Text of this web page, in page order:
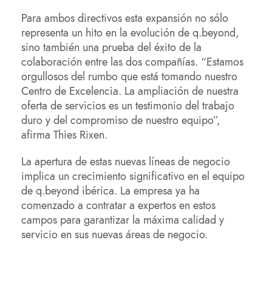
Para ambos directivos esta expansión no sólo
representa un hito en la evolución de q.beyond,
sino también una prueba del éxito de la
colaboración entre las dos compañías. “Estamos
orgullosos del rumbo que está tomando nuestro
Centro de Excelencia. La ampliación de nuestra
oferta de servicios es un testimonio del trabajo
duro y del compromiso de nuestro equipo”,
afirma Thies Rixen.
La apertura de estas nuevas líneas de negocio
implica un crecimiento significativo en el equipo
de q.beyond ibérica. La empresa ya ha
comenzado a contratar a expertos en estos
campos para garantizar la máxima calidad y
servicio en sus nuevas áreas de negocio.